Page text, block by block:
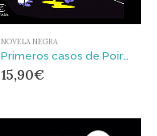
NOVELA NEGRA
Primeros casos de Poirot
15,90€